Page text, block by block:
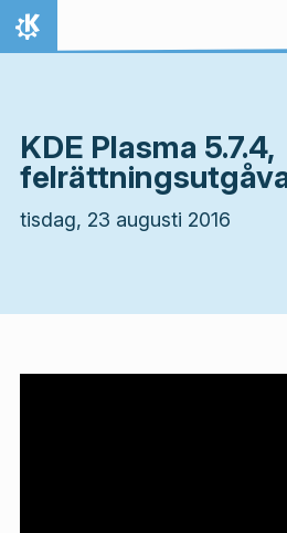
Gå till innehåll
Hem
KDE Plasma 5.7.4,
tisdag, 23 augusti 2016